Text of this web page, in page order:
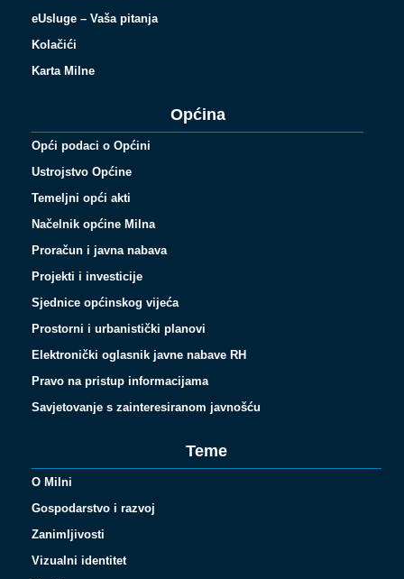
eUsluge – Vaša pitanja
Kolačići
Karta Milne
Općina
Opći podaci o Općini
Ustrojstvo Općine
Temeljni opći akti
Načelnik općine Milna
Proračun i javna nabava
Projekti i investicije
Sjednice općinskog vijeća
Prostorni i urbanistički planovi
Elektronički oglasnik javne nabave RH
Pravo na pristup informacijama
Savjetovanje s zainteresiranom javnošću
Teme
O Milni
Gospodarstvo i razvoj
Zanimljivosti
Vizualni identitet